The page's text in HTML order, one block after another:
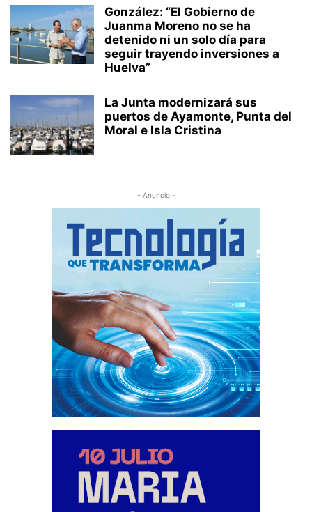
González: “El Gobierno de
Juanma Moreno no se ha
detenido ni un solo día para
seguir trayendo inversiones a
Huelva”
La Junta modernizará sus
puertos de Ayamonte, Punta del
Moral e Isla Cristina
- Anuncio -